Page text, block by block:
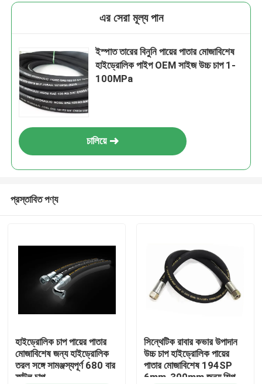
বাড়ি
এর সেরা মূল্য পান
ইস্পাত তারের বিনুনি পায়ের পাতার মোজাবিশেষ
হাইড্রোলিক পাইপ OEM সাইজ উচ্চ চাপ 1-
100MPa
চালিয়ে
প্রস্তাবিত পণ্য
হাইড্রোলিক চাপ পায়ের পাতার
মোজাবিশেষ জন্য হাইড্রোলিক
তরল সঙ্গে সামঞ্জস্যপূর্ণ 680 বার
ফাটল চাপ
সিন্থেটিক রাবার কভার উপাদান
উচ্চ চাপ হাইড্রোলিক পায়ের
পাতার মোজাবিশেষ 194SP
6mm-300mm জন্য শিল্প